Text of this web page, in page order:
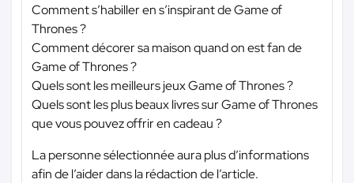
Comment s’habiller en s’inspirant de Game of
Thrones ?
Comment décorer sa maison quand on est fan de
Game of Thrones ?
Quels sont les meilleurs jeux Game of Thrones ?
Quels sont les plus beaux livres sur Game of Thrones
que vous pouvez offrir en cadeau ?
La personne sélectionnée aura plus d’informations
afin de l’aider dans la rédaction de l’article.